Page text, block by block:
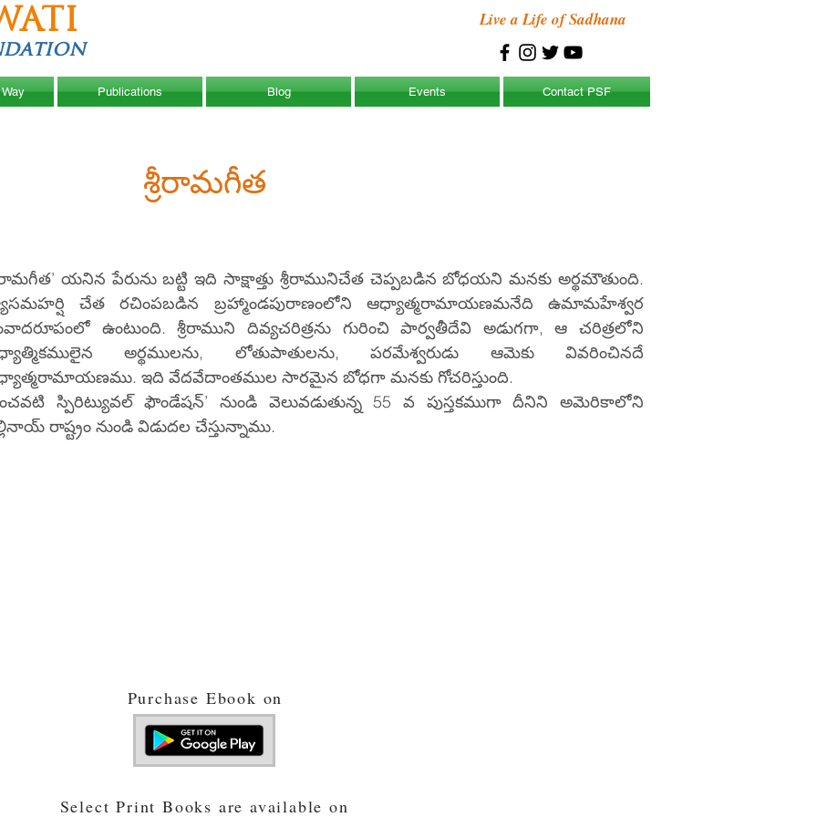
Live a Life of Sadhana
Publications Blog Events Contact PSF
శ్రీరామగీత
యనిన పేరును బట్టి ఇది సాక్షాత్తు శ్రీరామునిచేత చెప్పబడిన బోధయని మనకు అర్థమౌతుంది.
చేత రచింపబడిన బ్రహ్మాండపురాణంలోని ఆధ్యాత్మరామాయణమనేది ఉమామహేశ్వర
ఉంటుంది. శ్రీరాముని దివ్యచరిత్రను గురించి పార్వతీదేవి అడుగగా, ఆ చరిత్రలోని
అర్థములను, లోతుపాతులను, పరమేశ్వరుడు ఆమెకు వివరించినదే
ఇది వేదవేదాంతముల సారమైన బోధగా మనకు గోచరిస్తుంది.
స్పిరిట్యువల్ ఫౌండేషన్’ నుండి వెలువడుతున్న 55 వ పుస్తకముగా దీనిని అమెరికాలోని
రాష్ట్రం నుండి విడుదల చేస్తున్నాము.
Purchase Ebook on
Select Print Books are available on